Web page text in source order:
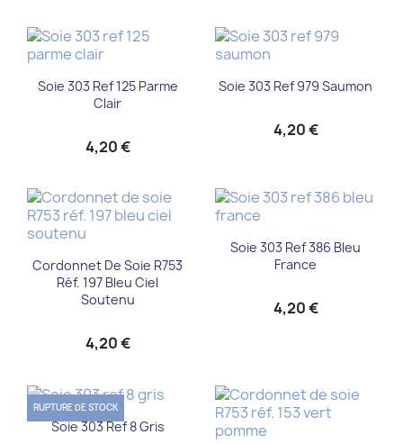
Soie 303 Ref 125 Parme
Clair
4,20 €
Soie 303 Ref 979 Saumon
4,20 €
Cordonnet De Soie R753
Réf. 197 Bleu Ciel
Soutenu
4,20 €
Soie 303 Ref 386 Bleu
France
4,20 €
Soie 303 Ref 8 Gris
RUPTURE DE STOCK